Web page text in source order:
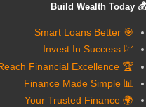
💰 Build Wealth Today
🎯 Smart Loans Better
💹 Invest In Success
🏆 Reach Financial Excellence
📊 Finance Made Simple
🌍 Your Trusted Finance